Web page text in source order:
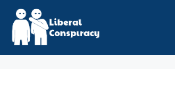
Skip
content